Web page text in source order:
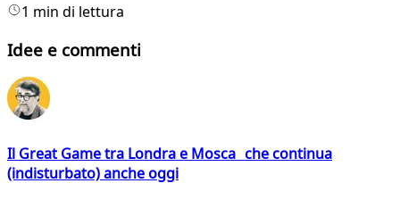
1 min di lettura
Idee e commenti
Il Great Game tra Londra e Mosca che continua
(indisturbato) anche oggi